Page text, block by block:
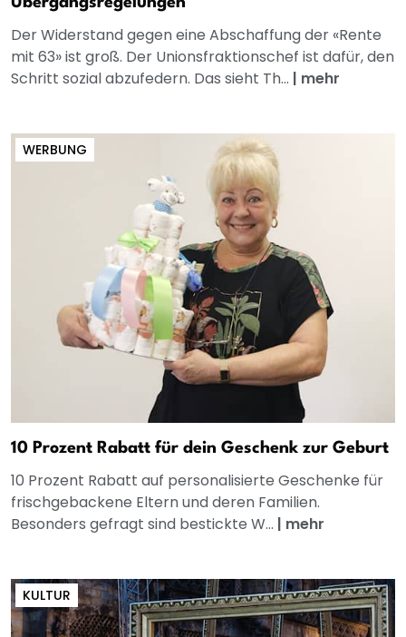
Der Widerstand gegen eine Abschaffung der «Rente
mit 63» ist groß. Der Unionsfraktionschef ist dafür, den
Schritt sozial abzufedern. Das sieht Th... | mehr
WERBUNG
10 Prozent Rabatt für dein Geschenk zur Geburt
10 Prozent Rabatt auf personalisierte Geschenke für
frischgebackene Eltern und deren Familien.
Besonders gefragt sind bestickte W... | mehr
KULTUR